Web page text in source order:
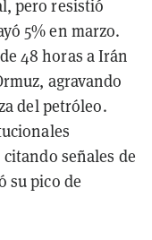
pero resistió
5% en marzo.
48 horas a Irán
agravando
del petróleo.
citando señales de
su pico de